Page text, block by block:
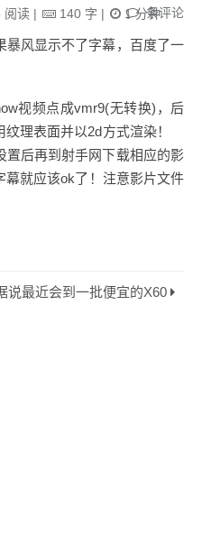
阅读| 140字 | 1分钟
条评论
暴风显示不了字幕，百度了一
视频点成vmr9(无转换)，后
纹理表面并以2d方式渲染！
置后再到射手网下载相应的影
幕就应该ok了！注意影片文件
说最近会到一批便宜的X60